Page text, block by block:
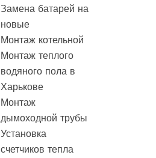
Замена батарей на
новые
Монтаж котельной
Монтаж теплого
водяного пола в
Харькове
Монтаж
дымоходной трубы
Установка
счетчиков тепла